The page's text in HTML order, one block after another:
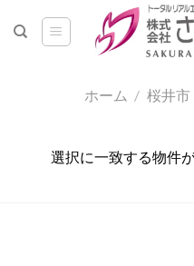
ホーム / 桜井市
選択に一致する物件